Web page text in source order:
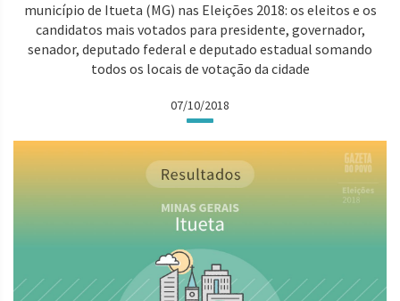
município de Itueta (MG) nas Eleições 2018: os eleitos e os
candidatos mais votados para presidente, governador,
senador, deputado federal e deputado estadual somando
todos os locais de votação da cidade
07/10/2018